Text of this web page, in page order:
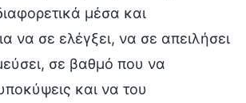
μέσα και
να σε ελέγξει, να σε απειλήσει
σε βαθμό που να
και να του